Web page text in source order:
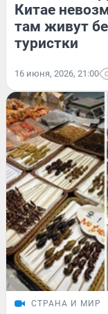
Китае
там живут
туристки
16 июня, 2026, 21:00
СТРАНА И МИР